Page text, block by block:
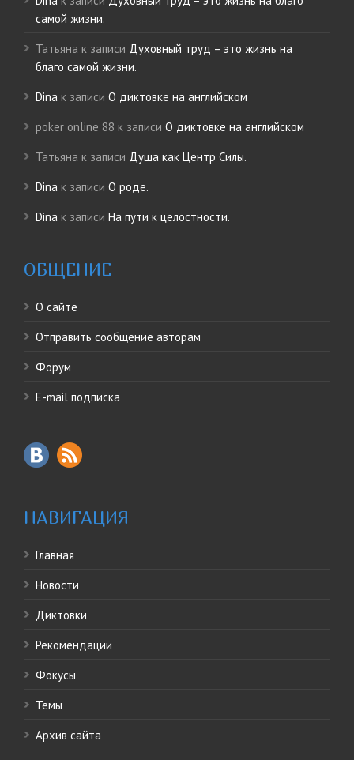
самой жизни.
Татьяна к записи Духовный труд – это жизнь на
благо самой жизни.
Dina к записи О диктовке на английском
poker online 88 к записи О диктовке на английском
Татьяна к записи Душа как Центр Силы.
Dina к записи О роде.
Dina к записи На пути к целостности.
ОБЩЕНИЕ
О сайте
Отправить сообщение авторам
Форум
E-mail подписка
НАВИГАЦИЯ
Главная
Новости
Диктовки
Рекомендации
Фокусы
Темы
Архив сайта